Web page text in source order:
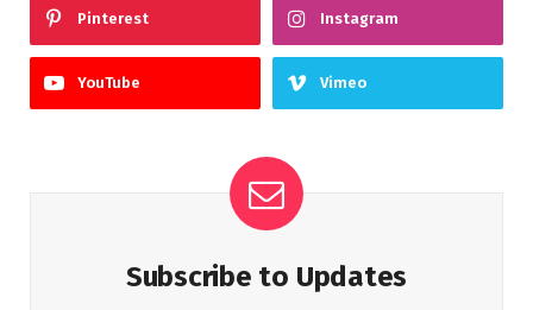
Pinterest Instagram
YouTube Vimeo
Subscribe to Updates